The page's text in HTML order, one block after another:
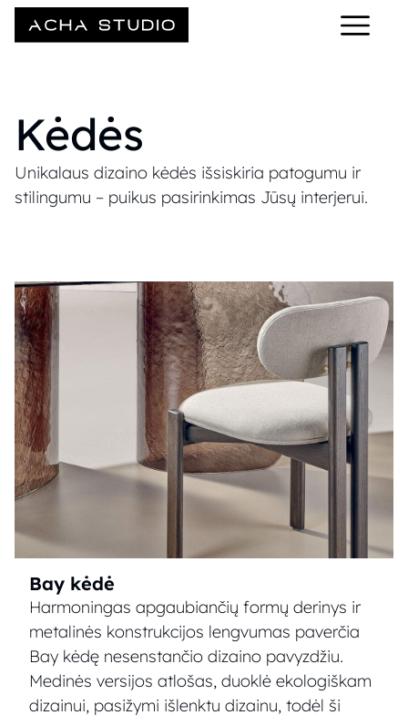
Kėdės
Unikalaus dizaino kėdės išsiskiria patogumu ir
stilingumu – puikus pasirinkimas Jūsų interjerui.
Bay kėdė
Harmoningas apgaubiančių formų derinys ir
metalinės konstrukcijos lengvumas paverčia
Bay kėdę nesenstančio dizaino pavyzdžiu.
Medinės versijos atlošas, duoklė ekologiškam
dizainui, pasižymi išlenktu dizainu, todėl ši